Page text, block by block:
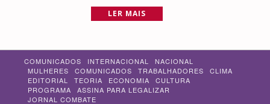
LER MAIS
COMUNICADOS INTERNACIONAL
NACIONAL
MULHERES
COMUNICADOS TRABALHADORES
CLIMA
EDITORIAL
TEORIA ECONOMIA
CULTURA
PROGRAMA
ASSINA PARA LEGALIZAR
JORNAL COMBATE